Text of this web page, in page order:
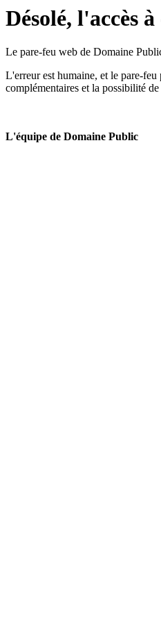
Désolé, l'accès
Le pare-feu web de Domaine
L'erreur est humaine, et le pare-
complémentaires et la possibilité
L'équipe de Domaine Public